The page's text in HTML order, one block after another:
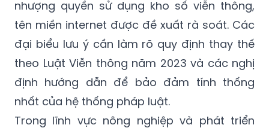
nhượng quyền sử dụng kho số viễn thông,
tên miền internet được đề xuất rà soát. Các
đại biểu lưu ý cần làm rõ quy định thay thế
theo Luật Viễn thông năm 2023 và các nghị
định hướng dẫn để bảo đảm tính thống
nhất của hệ thống pháp luật.
Trong lĩnh vực nông nghiệp và phát triển